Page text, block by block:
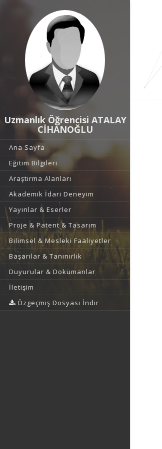
Uzmanlık Öğrencisi ATALAY
CİHANOĞLU
Ana Sayfa
Eğitim Bilgileri
Araştırma Alanları
Akademik İdari Deneyim
Yayınlar & Eserler
Proje & Patent & Tasarım
Bilimsel & Mesleki Faaliyetler
Başarılar & Tanınırlık
Duyurular & Dokümanlar
İletişim
Özgeçmiş Dosyası İndir